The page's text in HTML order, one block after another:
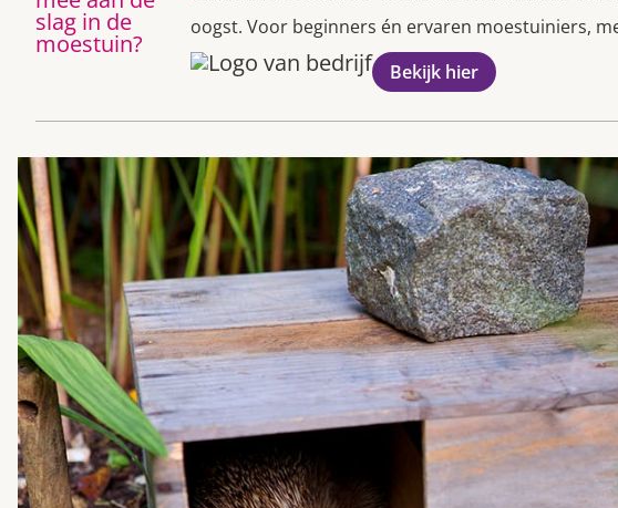
oogst. Voor beginners én ervaren moestuiniers,
Bekijk hier